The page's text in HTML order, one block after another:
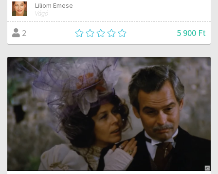
Liliom Emese
Vágó
2 5 900 Ft